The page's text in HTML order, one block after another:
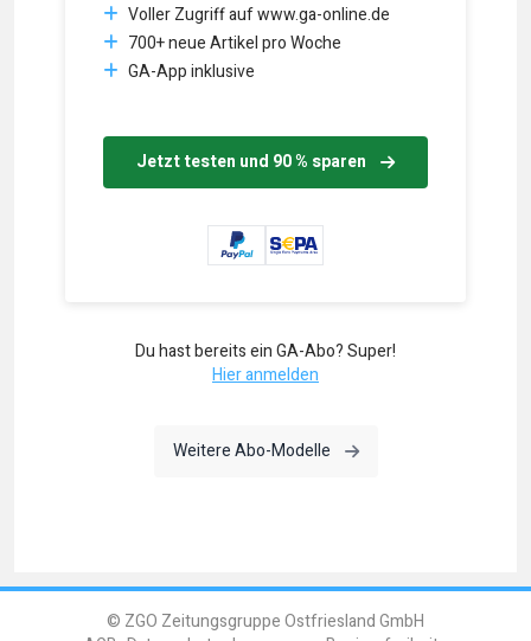
Voller Zugriff auf www.ga-online.de
700+ neue Artikel pro Woche
GA-App inklusive
Jetzt testen und 90 % sparen
Du hast bereits ein GA-Abo? Super!
Hier anmelden
Weitere Abo-Modelle
© ZGO Zeitungsgruppe Ostfriesland GmbH